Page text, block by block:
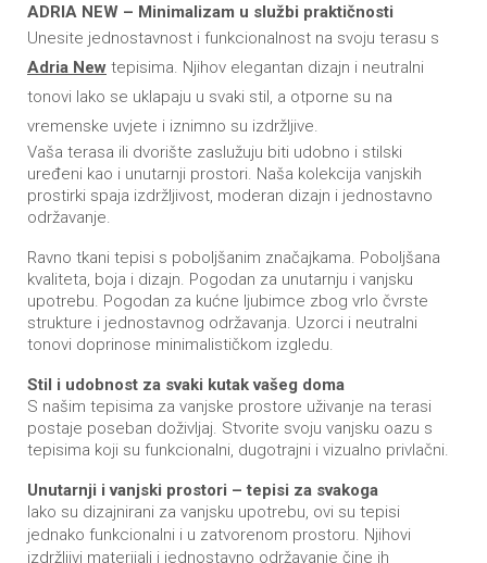
ADRIA NEW – Minimalizam u službi praktičnosti
Unesite jednostavnost i funkcionalnost na svoju terasu s
Adria New tepisima. Njihov elegantan dizajn i neutralni
tonovi lako se uklapaju u svaki stil, a otporne su na
vremenske uvjete i iznimno su izdržljive.
Vaša terasa ili dvorište zaslužuju biti udobno i stilski
uređeni kao i unutarnji prostori. Naša kolekcija vanjskih
prostirki spaja izdržljivost, moderan dizajn i jednostavno
održavanje.
Ravno tkani tepisi s poboljšanim značajkama. Poboljšana
kvaliteta, boja i dizajn. Pogodan za unutarnju i vanjsku
upotrebu. Pogodan za kućne ljubimce zbog vrlo čvrste
strukture i jednostavnog održavanja. Uzorci i neutralni
tonovi doprinose minimalističkom izgledu.
Stil i udobnost za svaki kutak vašeg doma
S našim tepisima za vanjske prostore uživanje na terasi
postaje poseban doživljaj. Stvorite svoju vanjsku oazu s
tepisima koji su funkcionalni, dugotrajni i vizualno privlačni.
Unutarnji i vanjski prostori – tepisi za svakoga
Iako su dizajnirani za vanjsku upotrebu, ovi su tepisi
jednako funkcionalni i u zatvorenom prostoru. Njihovi
izdržljivi materijali i jednostavno održavanje čine ih